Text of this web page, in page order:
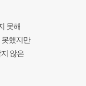
못해
못했지만
않은